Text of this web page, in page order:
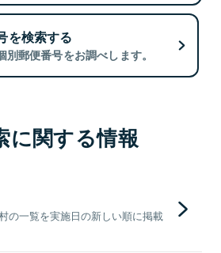
を検索する
郵便番号をお調べします。
に関する情報
の一覧を実施日の新しい順に掲載